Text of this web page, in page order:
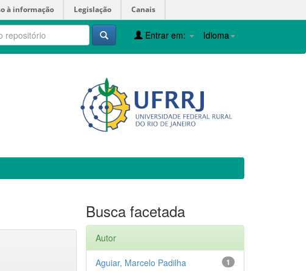
à informação Legislação Canais
Idioma
Entrar em:
Busca facetada
Autor
1
Aguiar, Marcelo Padilha